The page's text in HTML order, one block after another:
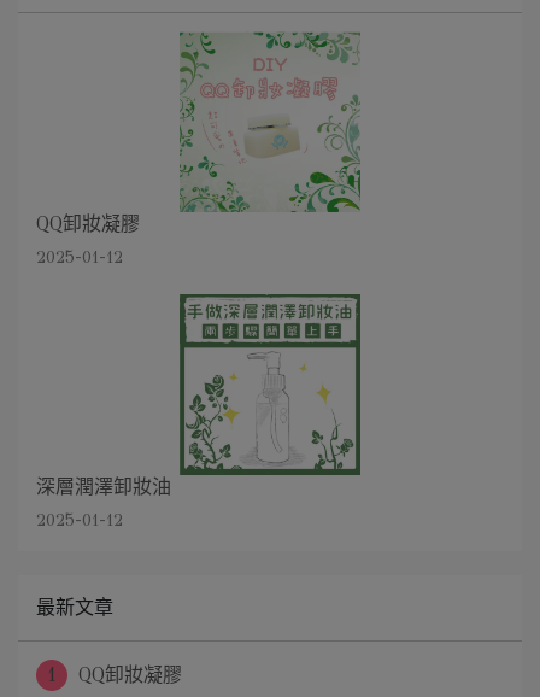
QQ卸妝凝膠
2025-01-12
深層潤澤卸妝油
2025-01-12
最新文章
1 QQ卸妝凝膠